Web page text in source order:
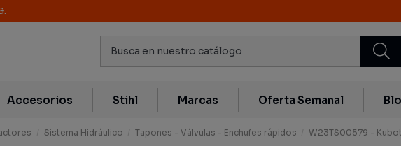
Accesorios Stihl Marcas Oferta Semanal
Sistema Hidráulico Tapones - Válvulas - Enchufes rápidos W23TS00579 -